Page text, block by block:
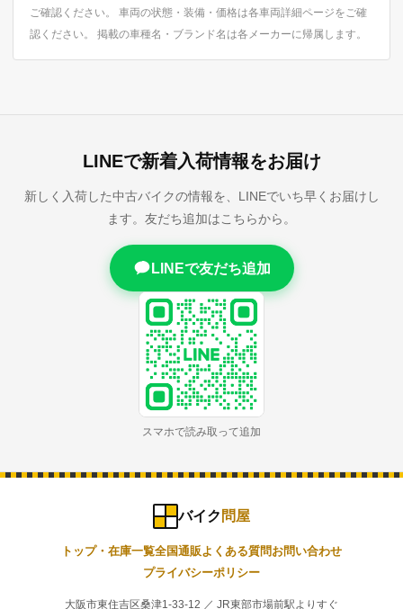
ご確認ください。 車両の状態・装備・価格は各車両詳細ページをご確
認ください。 掲載の車種名・ブランド名は各メーカーに帰属します。
LINEで新着入荷情報をお届け
新しく入荷した中古バイクの情報を、LINEでいち早くお届けし
ます。友だち追加はこちらから。
LINEで友だち追加
スマホで読み取って追加
バイク 問屋
トップ・在庫一覧全国通販よくある質問お問い合わせ
プライバシーポリシー
大阪市東住吉区桑津1-33-12 ／ JR東部市場前駅よりすぐ